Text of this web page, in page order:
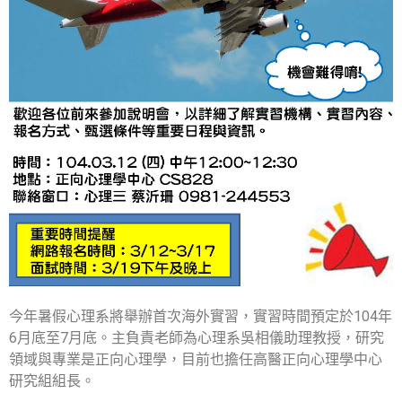
今年暑假心理系將舉辦首次海外實習，實習時間預定於104年
6月底至7月底。主負責老師為心理系吳相儀助理教授，研究
領域與專業是正向心理學，目前也擔任高醫正向心理學中心
研究組組長。